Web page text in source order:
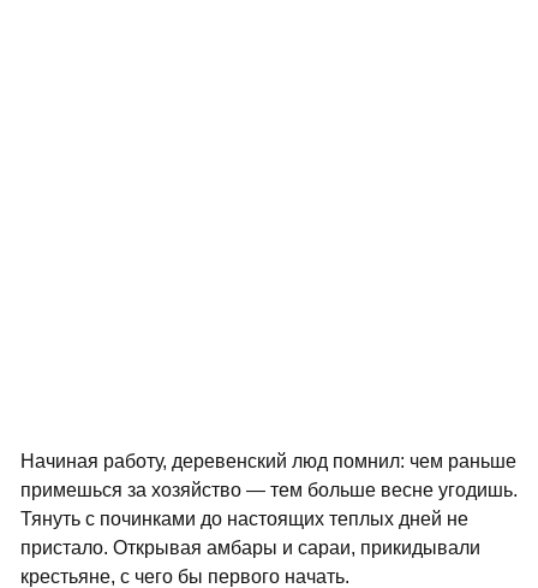
Начиная работу, деревенский люд помнил: чем раньше
примешься за хозяйство — тем больше весне угодишь.
Тянуть с починками до настоящих теплых дней не
пристало. Открывая амбары и сараи, прикидывали
крестьяне, с чего бы первого начать.